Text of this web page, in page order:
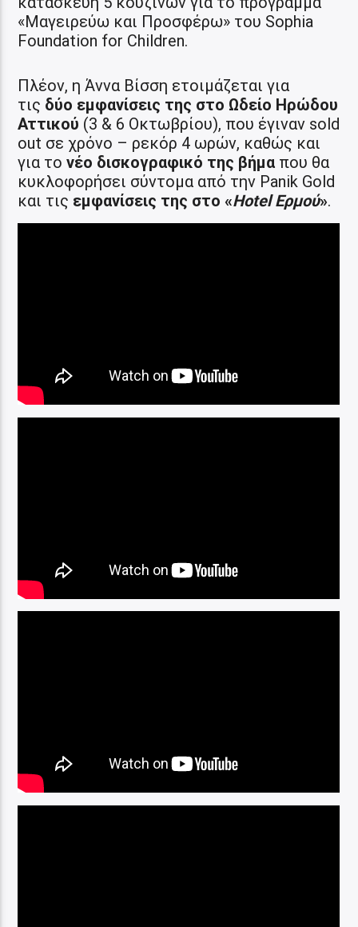
«Μαγειρεύω και Προσφέρω» του Sophia
Foundation for Children.
Πλέον, η Άννα Βίσση ετοιμάζεται για
τις δύο εμφανίσεις της στο Ωδείο Ηρώδου
Αττικού (3 & 6 Οκτωβρίου), που έγιναν sold
out σε χρόνο – ρεκόρ 4 ωρών, καθώς και
για το νέο δισκογραφικό της βήμα που θα
κυκλοφορήσει σύντομα από την Panik Gold
και τις εμφανίσεις της στο «Hotel Ερμού».